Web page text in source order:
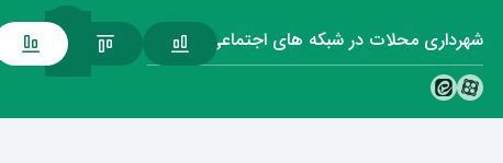
شهرداری محلات در شبکه های اجتماعی